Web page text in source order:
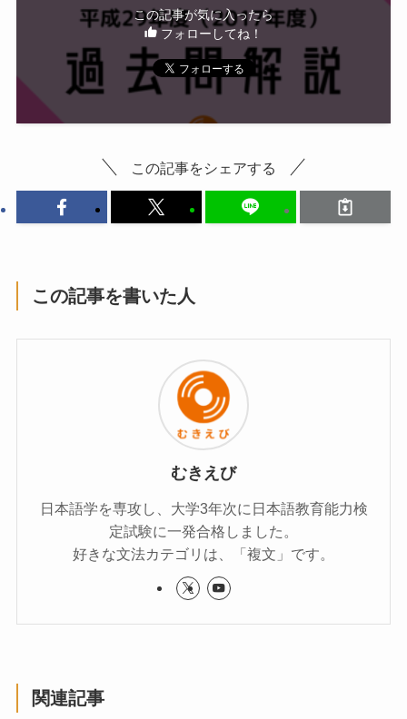
この記事が気に入ったら
フォローしてね！
この記事をシェアする
この記事を書いた人
むきえび
日本語学を専攻し、大学3年次に日本語教育能力検
定試験に一発合格しました。
好きな文法カテゴリは、「複文」です。
関連記事